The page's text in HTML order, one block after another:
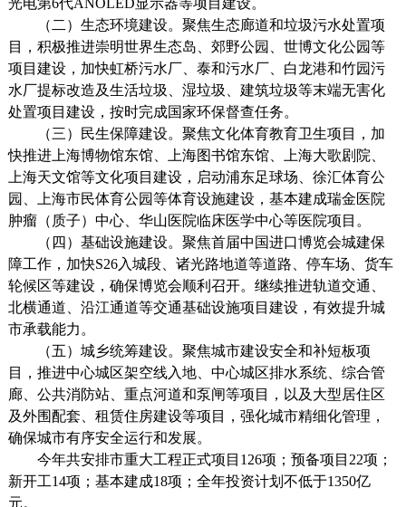
光电第6代ANOLED显示器等项目建设。
（二）生态环境建设。聚焦生态廊道和垃圾污水处置项
目，积极推进崇明世界生态岛、郊野公园、世博文化公园等
项目建设，加快虹桥污水厂、泰和污水厂、白龙港和竹园污
水厂提标改造及生活垃圾、湿垃圾、建筑垃圾等末端无害化
处置项目建设，按时完成国家环保督查任务。
（三）民生保障建设。聚焦文化体育教育卫生项目，加
快推进上海博物馆东馆、上海图书馆东馆、上海大歌剧院、
上海天文馆等文化项目建设，启动浦东足球场、徐汇体育公
园、上海市民体育公园等体育设施建设，基本建成瑞金医院
肿瘤（质子）中心、华山医院临床医学中心等医院项目。
（四）基础设施建设。聚焦首届中国进口博览会城建保
障工作，加快S26入城段、诸光路地道等道路、停车场、货车
轮候区等建设，确保博览会顺利召开。继续推进轨道交通、
北横通道、沿江通道等交通基础设施项目建设，有效提升城
市承载能力。
（五）城乡统筹建设。聚焦城市建设安全和补短板项
目，推进中心城区架空线入地、中心城区排水系统、综合管
廊、公共消防站、重点河道和泵闸等项目，以及大型居住区
及外围配套、租赁住房建设等项目，强化城市精细化管理，
确保城市有序安全运行和发展。
今年共安排市重大工程正式项目 126项；预备项目 22项；
新开工14项；基本建成18项；全年投资计划不低于1350亿
元。